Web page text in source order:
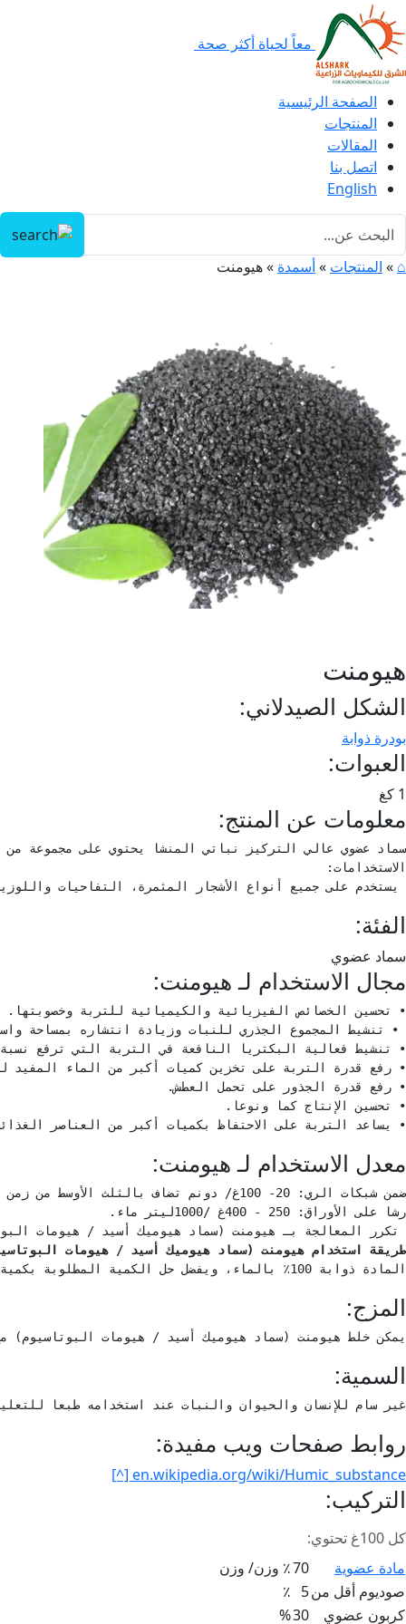
معاً لحياة أكثر صحة
الصفحة الرئيسية
المنتجات
المقالات
اتصل بنا
English
⌂
» المنتجات »أسمدة »هيومنت
هيومنت
الشكل الصيدلاني:
بودرة ذوابة
العبوات:
1 كغ
معلومات عن المنتج:
يستخدم على جميع أنواع الأشجار المثمرة، التفاحيات
الفئة:
سماد عضوي
مجال الاستخدام لـ هيومنت:
• يساعد التربة على الاحتفاظ بكميات أكبر من العناصر
معدل الاستخدام لـ هيومنت:
تكرر المعالجة بـ هيومنت (سماد هيوميك أسيد / هيومات البوتاسيوم) 3-5 مرات بالموسم أما بالزراعات الكثيفة والبيوت
طريقة استخدام هيومنت (سماد هيوميك أسيد / هيومات
المادة ذوابة 100٪ بالماء، ويفضل حل الكمية المطلوبة بكمية قليلة من الماء مع التحريك حتى تمام الذوبان ثم يضاف باقي الكمية المطلوبة.
المزج:
يمكن خلط هيومنت (سماد هيوميك أسيد / هيومات البوتاسيوم)
السمية:
غير سام للإنسان والحيوان والنبات عند استخدامه طبعا
روابط صفحات ويب مفيدة:
en.wikipedia.org/wiki/Humic_substance [^]
التركيب:
كل 100غ تحتوي:
مادة عضوية
70٪ وزن/ وزن
صوديوم أقل من5 ٪
كربون عضوي
30
%